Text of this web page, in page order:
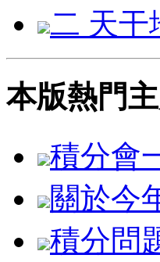
二 天干
本版熱門
積分會
關於今
積分問